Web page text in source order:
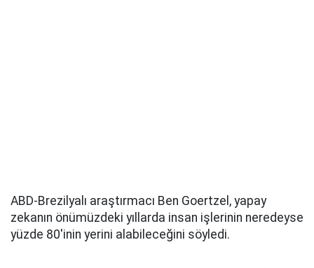
ABD-Brezilyalı araştırmacı Ben Goertzel, yapay
zekanın önümüzdeki yıllarda insan işlerinin neredeyse
yüzde 80'inin yerini alabileceğini söyledi.